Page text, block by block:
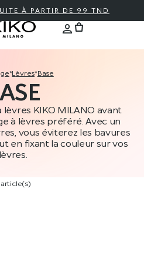
À PARTIR DE 99 TND
* lèvres* base
KIKO MILANO avant
à lèvres préféré. Avec un
vous éviterez les bavures
en fixant la couleur sur vos
lèvres.